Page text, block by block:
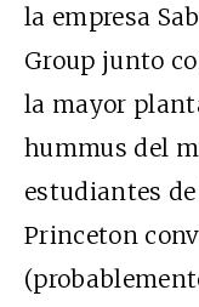
la empresa
Group junto
la mayor
hummus del
estudiantes
Princeton